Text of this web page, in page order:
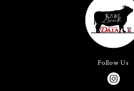
Follow Us